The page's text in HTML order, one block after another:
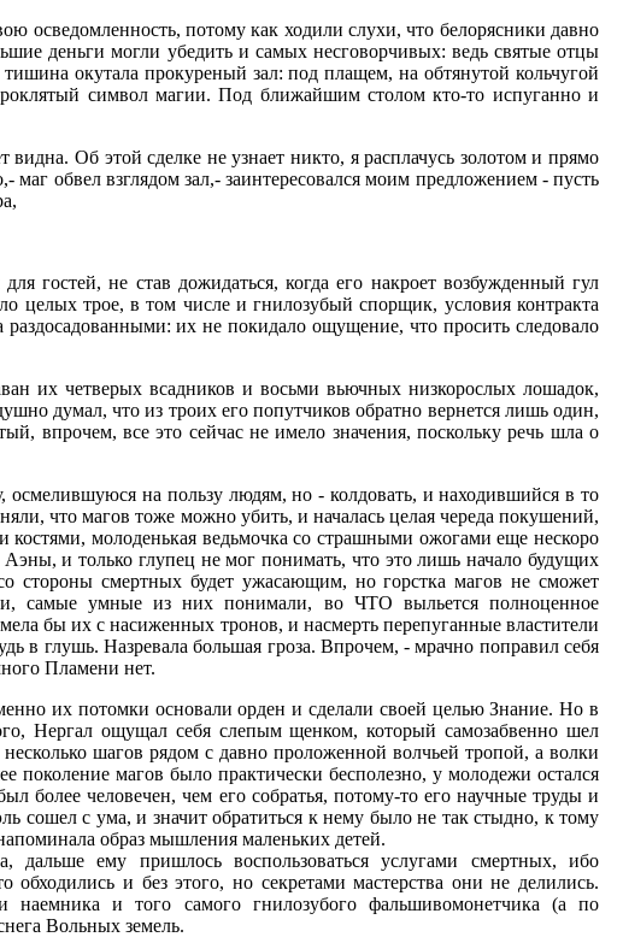
осведомленность, потому как ходили слухи, что белорясники давно
деньги могли убедить и самых несговорчивых: ведь святые отцы
окутала прокуреный зал: под плащем, на обтянутой кольчугой
символ магии. Под ближайшим столом кто-то испуганно и
Об этой сделке не узнает никто, я расплачусь золотом и прямо
маг обвел взглядом зал,- заинтересовался моим предложением - пусть
гостей, не став дожидаться, когда его накроет возбужденный гул
целых трое, в том числе и гнилозубый спорщик, условия контракта
их не покидало ощущение, что просить следовало
их четверых всадников и восьми вьючных низкорослых лошадок,
думал, что из троих его попутчиков обратно вернется лишь один,
впрочем, все это сейчас не имело значения, поскольку речь шла о
осмелившуюся на пользу людям, но - колдовать, и находившийся в то
что магов тоже можно убить, и началась целая череда покушений,
молоденькая ведьмочка со страшными ожогами еще нескоро
и только глупец не мог понимать, что это лишь начало будущих
стороны смертных будет ужасающим, но горстка магов не сможет
самые умные из них понимали, во ЧТО выльется полноценное
бы их с насиженных тронов, и насмерть перепуганные властители
в глушь. Назревала большая гроза. Впрочем, - мрачно поправил себя
Пламени нет.
их потомки основали орден и сделали своей целью Знание. Но в
Нергал ощущал себя слепым щенком, который самозабвенно шел
шагов рядом с давно проложенной волчьей тропой, а волки
магов было практически бесполезно, у молодежи остался
человечен, чем его собратья, потому-то его научные труды и
сошел с ума, и значит обратиться к нему было не так стыдно, к тому
образ мышления маленьких детей.
ему пришлось воспользоваться услугами смертных, ибо
и без этого, но секретами мастерства они не делились.
и того самого гнилозубого фальшивомонетчика (а по
Вольных земель.